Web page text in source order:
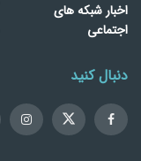
اخبار شبکه های
اجتماعی
دنبال کنید